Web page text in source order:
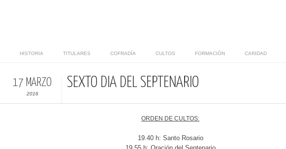
HISTORIA TITULARES COFRADÍA CULTOS FORMACIÓN CARIDAD
17 MARZO
2016
SEXTO DÍA DEL SEPTENARIO
ORDEN DE CULTOS:
19.40 h: Santo Rosario